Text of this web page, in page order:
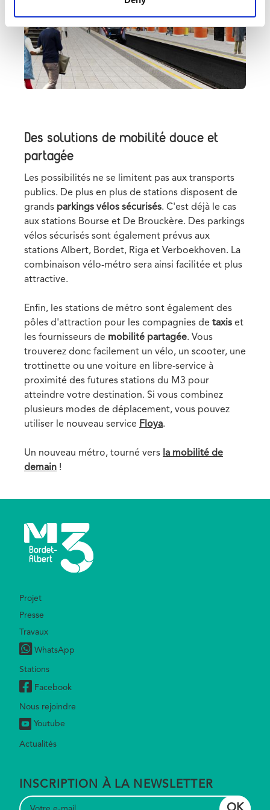
Des solutions de mobilité douce et
partagée
Les possibilités ne se limitent pas aux transports
publics. De plus en plus de stations disposent de
grands parkings vélos sécurisés. C'est déjà le cas
aux stations Bourse et De Brouckère. Des parkings
vélos sécurisés sont également prévus aux
stations Albert, Bordet, Riga et Verboekhoven. La
combinaison vélo-métro sera ainsi facilitée et plus
attractive.
Enfin, les stations de métro sont également des
pôles d'attraction pour les compagnies de taxis et
les fournisseurs de mobilité partagée. Vous
trouverez donc facilement un vélo, un scooter, une
trottinette ou une voiture en libre-service à
proximité des futures stations du M3 pour
atteindre votre destination. Si vous combinez
plusieurs modes de déplacement, vous pouvez
utiliser le nouveau service Floya.
Un nouveau métro, tourné vers la mobilité de
demain !
Footer
Projet
Presse
Travaux
WhatsApp
Stations
Facebook
Nous rejoindre
Youtube
Actualités
INSCRIPTION À LA NEWSLETTER